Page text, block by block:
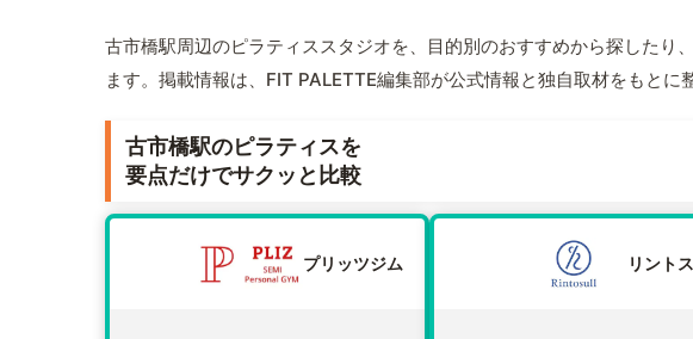
古市橋駅周辺のピラティススタジオを、目的別のおすすめから探したり
ます。掲載情報は、FIT PALETTE編集部が公式情報と独自取材をもとに
古市橋駅のピラティスを
要点だけでサクッと比較
プリッツジム リント